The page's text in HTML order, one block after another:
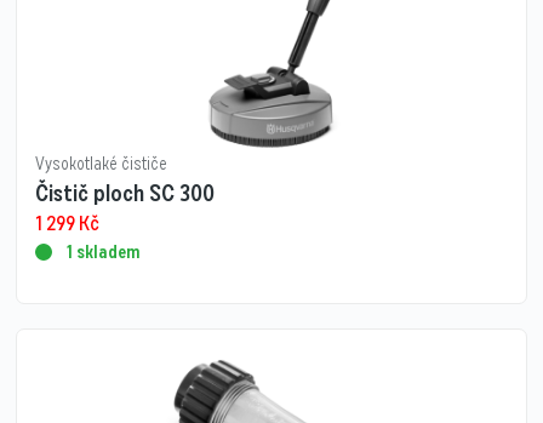
Vysokotlaké čističe
Čistič ploch SC 300
1 299Kč
1 skladem